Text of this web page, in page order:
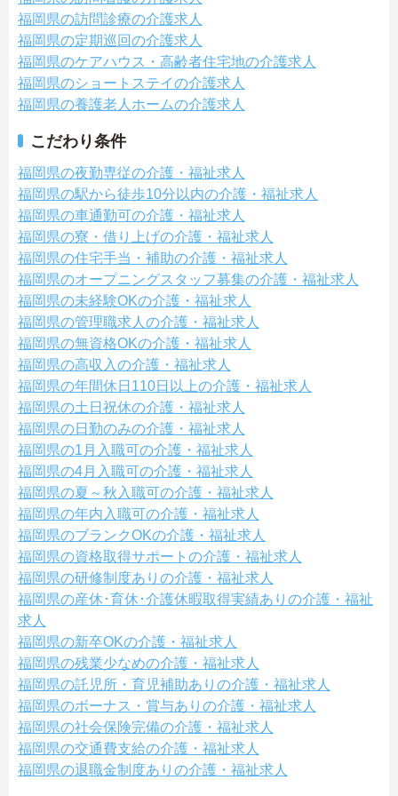
福岡県の訪問診療の介護求人
福岡県の定期巡回の介護求人
福岡県のケアハウス・高齢者住宅地の介護求人
福岡県のショートステイの介護求人
福岡県の養護老人ホームの介護求人
こだわり条件
福岡県の夜勤専従の介護・福祉求人
福岡県の駅から徒歩10分以内の介護・福祉求人
福岡県の車通勤可の介護・福祉求人
福岡県の寮・借り上げの介護・福祉求人
福岡県の住宅手当・補助の介護・福祉求人
福岡県のオープニングスタッフ募集の介護・福祉求人
福岡県の未経験OKの介護・福祉求人
福岡県の管理職求人の介護・福祉求人
福岡県の無資格OKの介護・福祉求人
福岡県の高収入の介護・福祉求人
福岡県の年間休日110日以上の介護・福祉求人
福岡県の土日祝休の介護・福祉求人
福岡県の日勤のみの介護・福祉求人
福岡県の1月入職可の介護・福祉求人
福岡県の4月入職可の介護・福祉求人
福岡県の夏～秋入職可の介護・福祉求人
福岡県の年内入職可の介護・福祉求人
福岡県のブランクOKの介護・福祉求人
福岡県の資格取得サポートの介護・福祉求人
福岡県の研修制度ありの介護・福祉求人
福岡県の産休･育休･介護休暇取得実績ありの介護・福祉
求人
福岡県の新卒OKの介護・福祉求人
福岡県の残業少なめの介護・福祉求人
福岡県の託児所・育児補助ありの介護・福祉求人
福岡県のボーナス・賞与ありの介護・福祉求人
福岡県の社会保険完備の介護・福祉求人
福岡県の交通費支給の介護・福祉求人
福岡県の退職金制度ありの介護・福祉求人